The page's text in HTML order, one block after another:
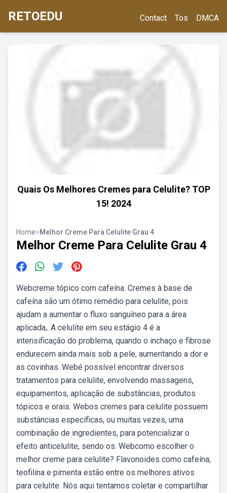
RETOEDU Contact Tos DMCA
Quais Os Melhores Cremes para Celulite? TOP
15! 2024
Home>Melhor Creme Para Celulite Grau 4
Melhor Creme Para Celulite Grau 4
Webcreme tópico com cafeína. Cremes à base de
cafeína são um ótimo remédio para celulite, pois
ajudam a aumentar o fluxo sanguíneo para a área
aplicada,. A celulite em seu estágio 4 é a
intensificação do problema, quando o inchaço e fibrose
endurecem ainda mais sob a pele, aumentando a dor e
as covinhas. Webé possível encontrar diversos
tratamentos para celulite, envolvendo massagens,
equipamentos, aplicação de substâncias, produtos
tópicos e orais. Webos cremes para celulite possuem
substâncias específicas, ou muitas vezes, uma
combinação de ingredientes, para potencializar o
efeito anticelulite, sendo os. Webcomo escolher o
melhor creme para celulite? Flavonoides como cafeína,
teofilina e pimenta estão entre os melhores ativos
para celulite. Nós aqui tentamos coletar e compartilhar